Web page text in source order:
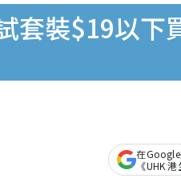
套裝$19以
在
《UHK 港